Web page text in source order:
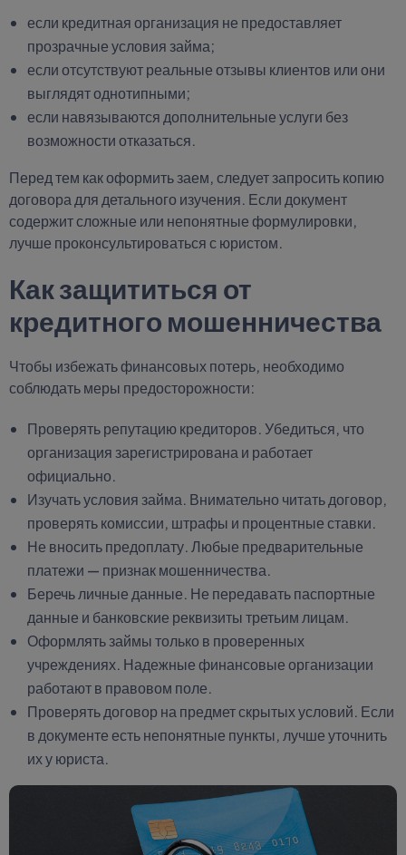
если кредитная организация не предоставляет
прозрачные условия займа;
если отсутствуют реальные отзывы клиентов или они
выглядят однотипными;
если навязываются дополнительные услуги без
возможности отказаться.
Перед тем как оформить заем, следует запросить копию
договора для детального изучения. Если документ
содержит сложные или непонятные формулировки,
лучше проконсультироваться с юристом.
Как защититься от
кредитного мошенничества
Чтобы избежать финансовых потерь, необходимо
соблюдать меры предосторожности:
Проверять репутацию кредиторов. Убедиться, что
организация зарегистрирована и работает
официально.
Изучать условия займа. Внимательно читать договор,
проверять комиссии, штрафы и процентные ставки.
Не вносить предоплату. Любые предварительные
платежи — признак мошенничества.
Беречь личные данные. Не передавать паспортные
данные и банковские реквизиты третьим лицам.
Оформлять займы только в проверенных
учреждениях. Надежные финансовые организации
работают в правовом поле.
Проверять договор на предмет скрытых условий. Если
в документе есть непонятные пункты, лучше уточнить
их у юриста.